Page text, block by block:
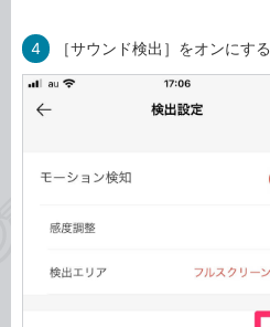
4 ［サウンド検出］をオンにする